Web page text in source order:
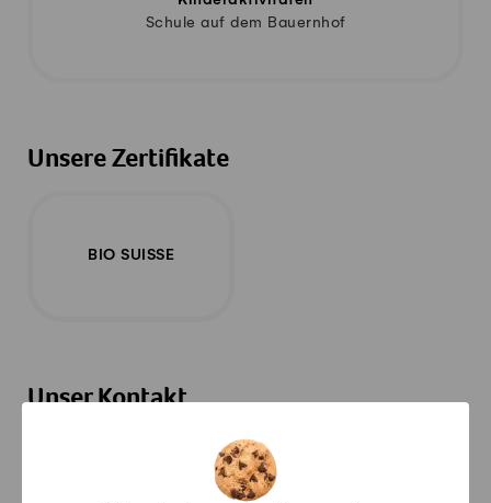
Schule auf dem Bauernhof
Unsere Zertifikate
BIO SUISSE
Unser Kontakt
Bühlweg 1, 3655 Sigriswil